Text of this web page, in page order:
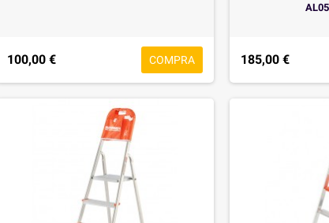
100,00 € COMPRA 185,00 €